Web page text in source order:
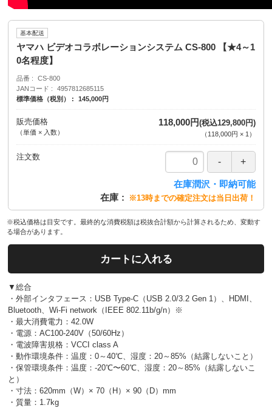
基本配送
ヤマハ ビデオコラボレーションシステム CS-800 【★4～1
0名程度】
品番
CS-800
JANコード
4957812685115
標準価格（税別）
145,000円
販売価格
（単価 × 入数）
118,000円(税込129,800円)
（ 118,000円 × 1 ）
注文数
在庫
在庫潤沢・即納可能
※13時までの確定注文は当日出荷！
※税込価格は目安です。最終的な消費税額は税抜合計額から計算されるため、変動す
る場合があります。
カートに入れる
▼総合
・外部インタフェース：USB Type-C（USB 2.0/3.2 Gen 1）、HDMI、
Bluetooth、Wi-Fi network（IEEE 802.11b/g/n）※
・最大消費電力：42.0W
・電源：AC100-240V（50/60Hz）
・電波障害規格：VCCI class A
・動作環境条件：温度：0～40℃、湿度：20～85%（結露しないこと）
・保管環境条件：温度：-20℃〜60℃、湿度：20～85%（結露しないこ
と）
・寸法：620mm（W）× 70（H）× 90（D）mm
・質量：1.7kg